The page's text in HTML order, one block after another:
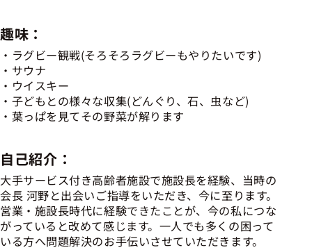
趣味：
ラグビー観戦(そろそろラグビーもやりたいです)
サウナ
ウイスキー
子どもとの様々な収集(どんぐり、石、虫など)
葉っぱを見てその野菜が解ります
自己紹介：
大手サービス付き高齢者施設で施設長を経験、当時の
会長 河野と出会いご指導をいただき、今に至ります。
営業・施設長時代に経験できたことが、今の私につな
がっていると改めて感じます。一人でも多くの困って
いる方へ問題解決のお手伝いさせていただきます。